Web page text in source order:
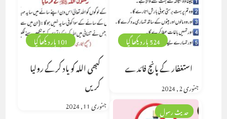
101 بار دیکھا گیا
کبھی اللہ کو یاد کرکے رولیا
کریں
جنوری 11, 2024
524 بار دیکھا گیا
استغفار کے پانچ فائدے
جنوری 2, 2024
حدیث رسول